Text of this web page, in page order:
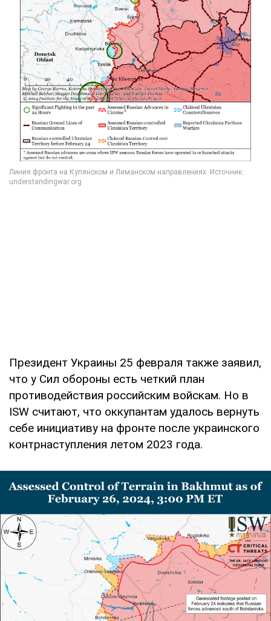
Президент Украины 25 февраля также заявил,
что у Сил обороны есть четкий план
противодействия российским войскам. Но в
ISW считают, что оккупантам удалось вернуть
себе инициативу на фронте после украинского
контрнаступления летом 2023 года.